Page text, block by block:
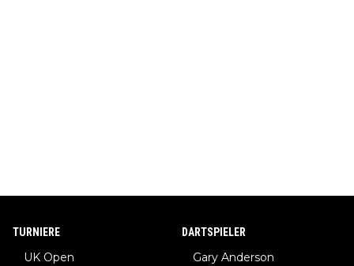
TURNIERE
UK Open
DARTSPIELER
Gary Anderson